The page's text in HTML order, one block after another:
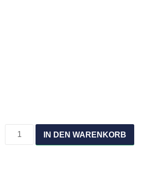
IN DEN WARENKORB